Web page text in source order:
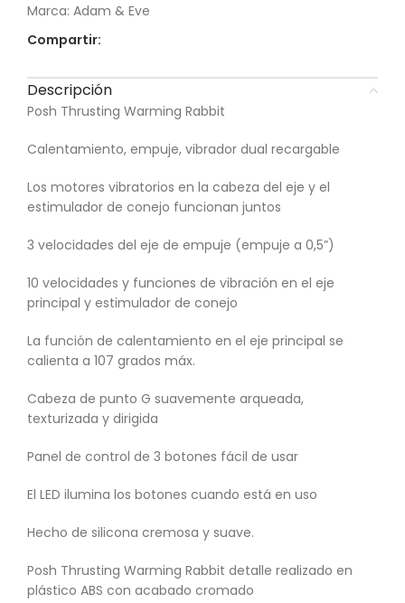
Marca: Adam & Eve
Compartir:
Descripción
Posh Thrusting Warming Rabbit
Calentamiento, empuje, vibrador dual recargable
Los motores vibratorios en la cabeza del eje y el
estimulador de conejo funcionan juntos
3 velocidades del eje de empuje (empuje a 0,5”)
10 velocidades y funciones de vibración en el eje
principal y estimulador de conejo
La función de calentamiento en el eje principal se
calienta a 107 grados máx.
Cabeza de punto G suavemente arqueada,
texturizada y dirigida
Panel de control de 3 botones fácil de usar
El LED ilumina los botones cuando está en uso
Hecho de silicona cremosa y suave.
Posh Thrusting Warming Rabbit detalle realizado en
plástico ABS con acabado cromado